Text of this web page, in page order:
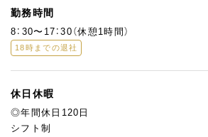
勤務時間
8：30〜17：30（休憩1時間）
18時までの退社
休日休暇
◎年間休日120日
シフト制